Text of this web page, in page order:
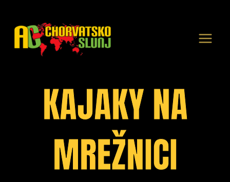
obsah
KAJAKY NA
MREŽNICI